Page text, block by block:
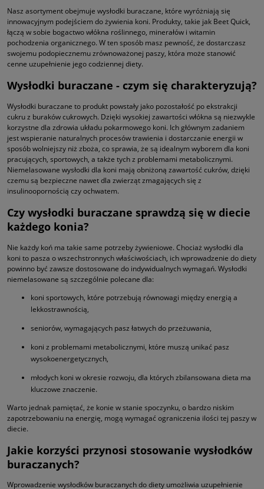
Nasz asortyment obejmuje wysłodki buraczane, które wyróżniają się
innowacyjnym podejściem do żywienia koni. Produkty, takie jak Beet Quick,
łączą w sobie bogactwo włókna roślinnego, minerałów i witamin
pochodzenia organicznego. W ten sposób masz pewność, że dostarczasz
swojemu podopiecznemu zrównoważonej paszy, która może stanowić
cenne uzupełnienie jego codziennej diety.
Wysłodki buraczane - czym się charakteryzują?
Wysłodki buraczane to produkt powstały jako pozostałość po ekstrakcji
cukru z buraków cukrowych. Dzięki wysokiej zawartości włókna są niezwykle
korzystne dla zdrowia układu pokarmowego koni. Ich głównym zadaniem
jest wspieranie naturalnych procesów trawienia i dostarczanie energii w
sposób wolniejszy niż zboża, co sprawia, że są idealnym wyborem dla koni
pracujących, sportowych, a także tych z problemami metabolicznymi.
Niemelasowane wysłodki dla koni mają obniżoną zawartość cukrów, dzięki
czemu są bezpieczne nawet dla zwierząt zmagających się z
insulinoopornością czy ochwatem.
Czy wysłodki buraczane sprawdzą się w diecie
każdego konia?
Nie każdy koń ma takie same potrzeby żywieniowe. Chociaż wysłodki dla
koni to pasza o wszechstronnych właściwościach, ich wprowadzenie do diety
powinno być zawsze dostosowane do indywidualnych wymagań. Wysłodki
niemelasowane są szczególnie polecane dla:
koni sportowych, które potrzebują równowagi między energią a
lekkostrawnością,
seniorów, wymagających pasz łatwych do przeżuwania,
koni z problemami metabolicznymi, które muszą unikać pasz
wysokoenergetycznych,
młodych koni w okresie rozwoju, dla których zbilansowana dieta ma
kluczowe znaczenie.
Warto jednak pamiętać, że konie w stanie spoczynku, o bardzo niskim
zapotrzebowaniu na energię, mogą wymagać ograniczenia ilości tej paszy w
diecie.
Jakie korzyści przynosi stosowanie wysłodków
buraczanych?
Wprowadzenie wysłodków buraczanych do diety umożliwia uzupełnienie